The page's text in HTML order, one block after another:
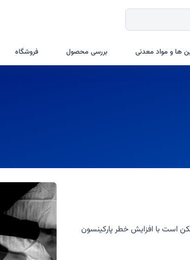
ها و مواد معدنی بررسی محصول فروشگاه
است با افزایش خطر پارکینسون